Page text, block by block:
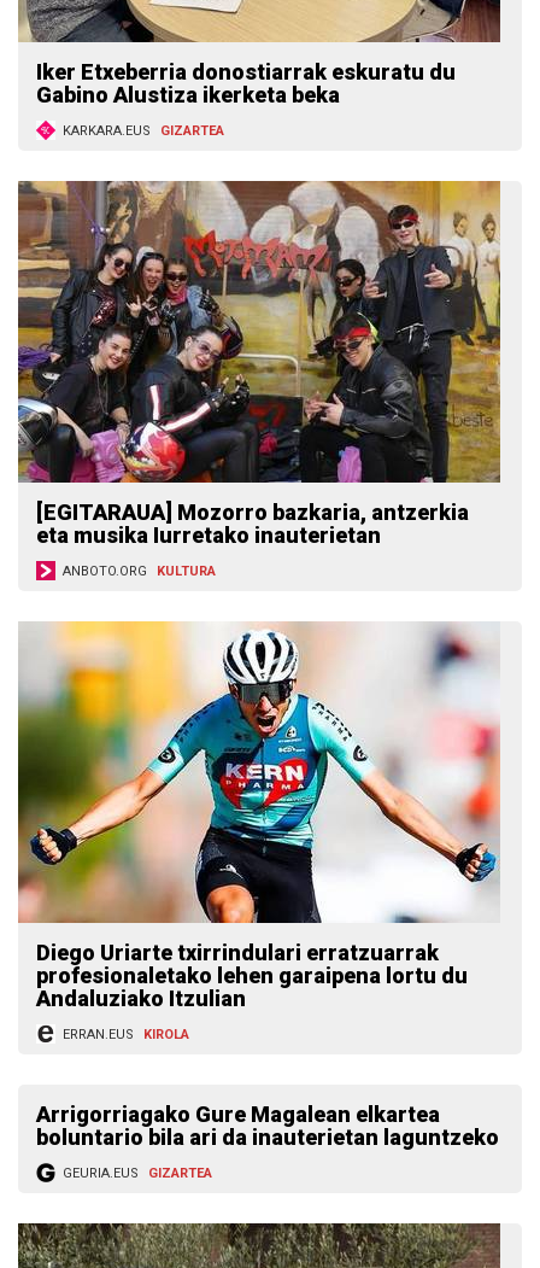
Iker Etxeberria donostiarrak eskuratu du
Gabino Alustiza ikerketa beka
KARKARA.EUS GIZARTEA
[EGITARAUA] Mozorro bazkaria, antzerkia
eta musika Iurretako inauterietan
ANBOTO.ORG KULTURA
Diego Uriarte txirrindulari erratzuarrak
profesionaletako lehen garaipena lortu du
Andaluziako Itzulian
ERRAN.EUS KIROLA
Arrigorriagako Gure Magalean elkartea
boluntario bila ari da inauterietan laguntzeko
GEURIA.EUS GIZARTEA